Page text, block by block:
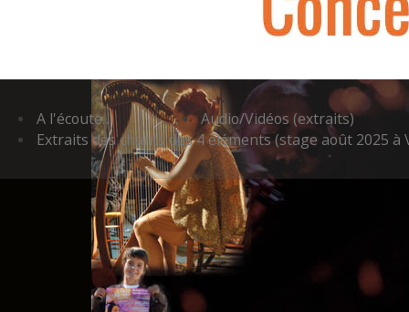
A l'écoute…
Audio/Vidéos (extraits)
Extraits des chants des 4 éléments (stage août 2025 à